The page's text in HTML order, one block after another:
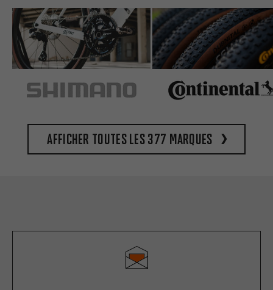
Afficher toutes les 377 marques